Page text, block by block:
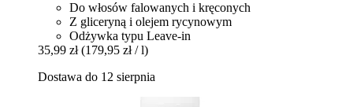
Do włosów falowanych i kręconych
Z gliceryną i olejem rycynowym
Odżywka typu Leave-in
35,99 zł (179,95 zł / l)
Dostawa do 12 sierpnia